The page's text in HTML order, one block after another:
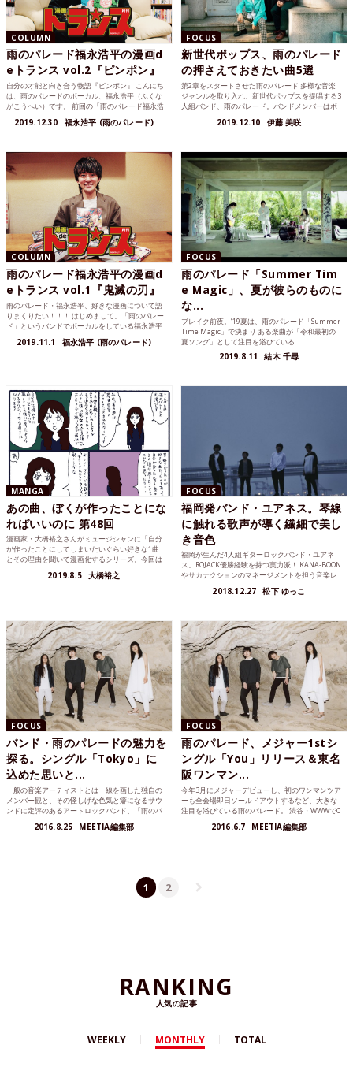
COLUMN
雨のパレード福永浩平の漫画d
eトランス vol.2『ピンポン』
自分の才能と向き合う物語『ピンポン』 こんにち
は、雨のパレードのボーカル、福永浩平（ふくな
がこうへい）です。 前回の「雨のパレード福永浩
2019.12.30 福永浩平 (雨のパレード)
FOCUS
新世代ポップス、雨のパレード
の押さえておきたい曲5選
第2章をスタートさせた雨のパレード 多様な音楽
ジャンルを取り入れ、新世代ポップスを提唱する3
人組バンド、雨のパレード。バンドメンバーはボ
2019.12.10 伊藤 美咲
COLUMN
雨のパレード福永浩平の漫画d
eトランス vol.1『鬼滅の刃』
雨のパレード・福永浩平、好きな漫画について語
りまくりたい！！！ はじめまして。「雨のパレー
ド」というバンドでボーカルをしている福永浩平
2019.11.1 福永浩平 (雨のパレード)
FOCUS
雨のパレード「Summer Tim
e Magic」、夏が彼らのものに
な...
ブレイク前夜。’19夏は、雨のパレード「Summer
Time Magic」で決まり ある楽曲が「令和最初の
夏ソング」として注目を浴びている...
2019.8.11 結木 千尋
MANGA
あの曲、ぼくが作ったことにな
ればいいのに 第48回
漫画家・大橋裕之さんがミュージシャンに「自分
が作ったことにしてしまいたいぐらい好きな1曲」
とその理由を聞いて漫画化するシリーズ。今回は
雨のパレードの大澤実音穂さん。
2019.8.5 大橋裕之
FOCUS
福岡発バンド・ユアネス。琴線
に触れる歌声が導く繊細で美し
き音色
福岡が生んだ4人組ギターロックバンド・ユアネ
ス。ROJACK優勝経験を持つ実力派！ KANA-BOON
やサカナクションのマネージメントを担う音楽レ
2018.12.27 松下 ゆっこ
FOCUS
バンド・雨のパレードの魅力を
探る。シングル「Tokyo」に
込めた思いと...
一般の音楽アーティストとは一線を画した独自の
メンバー観と、その怪しげな色気と癖になるサウ
ンドに定評のあるアートロックバンド、「雨のパ
2016.8.25 MEETIA編集部
FOCUS
雨のパレード、メジャー1stシ
ングル「You」リリース＆東名
阪ワンマン...
今年3月にメジャーデビューし、初のワンマンツア
ーも全会場即日ソールドアウトするなど、大きな
注目を浴びている雨のパレード。 渋谷・WWWでC
2016.6.7 MEETIA編集部
1 2
RANKING
人気の記事
WEEKLY MONTHLY TOTAL